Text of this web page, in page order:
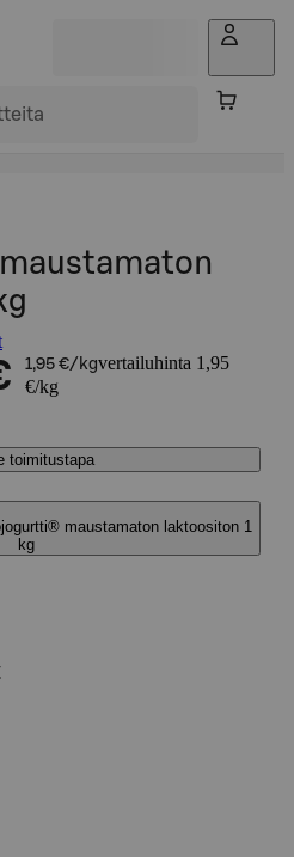
1,95 €/kgvertailuhinta 1,95
€/kg
toimitustapa
maustamaton laktoositon 1
kg